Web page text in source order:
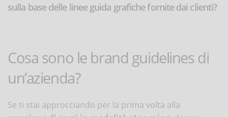
sulla base delle linee guida grafiche fornite dai clienti?
Cosa sono le brand guidelines di
un’azienda?
Se ti stai approcciando per la prima volta alla